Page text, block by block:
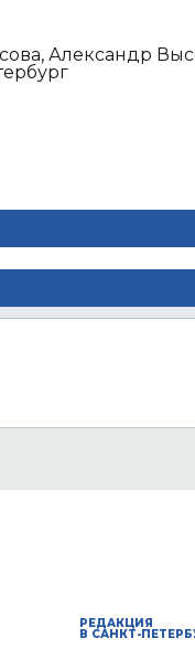
Александр
РЕДАКЦИЯ
В САНКТ-